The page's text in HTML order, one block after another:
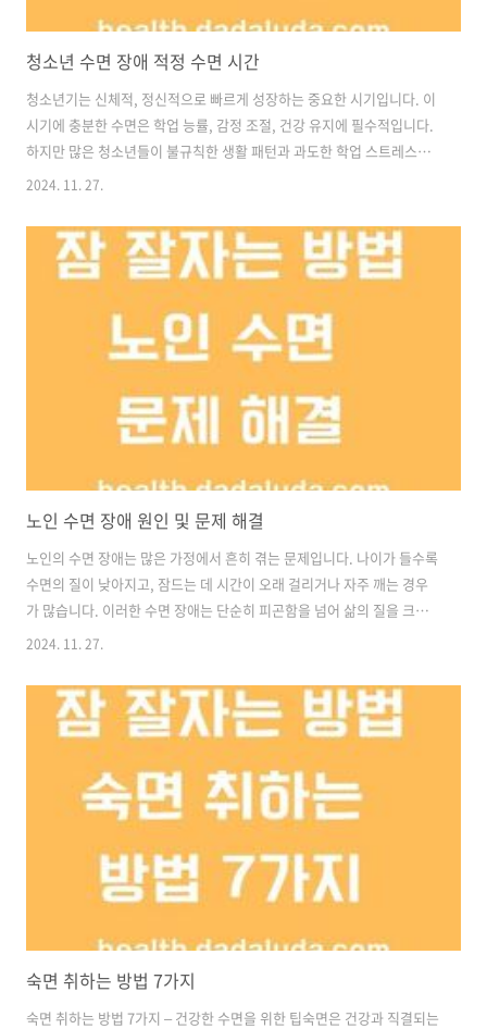
청소년 수면 장애 적정 수면 시간
청소년기는 신체적, 정신적으로 빠르게 성장하는 중요한 시기입니다. 이
시기에 충분한 수면은 학업 능률, 감정 조절, 건강 유지에 필수적입니다.
하지만 많은 청소년들이 불규칙한 생활 패턴과 과도한 학업 스트레스로
인해 수면 장애를 겪고 있습니다. 이번 글에서는 청소년의 수면 장애 원
다. 청소년 수면 장애의 주요 원인청소년들이 수면 장애를 겪는 데는 다
양한 원인이 있습니다. 스마트폰 사용 증가청소년의 스마트폰 사용 시간
이 점점 늘어나면서, 자기 전까지도 SNS나 동영상 시청을 하는 경우가
많습니다. 이는 수면에 중요한 멜라토닌 분비를 방해하여 잠드는 시간을
늦춥니다.학업 스트레스와 과도한 스케줄시험 준비와 과외, 학원 등의 활
2024. 11. 27.
노인 수면 장애 원인 및 문제 해결
노인의 수면 장애는 많은 가정에서 흔히 겪는 문제입니다. 나이가 들수록
수면의 질이 낮아지고, 잠드는 데 시간이 오래 걸리거나 자주 깨는 경우
가 많습니다. 이러한 수면 장애는 단순히 피곤함을 넘어 삶의 질을 크게
저하시킬 수 있기 때문에 적절한 해결 방법을 찾아야 합니다. 이번 글에
을 알아보겠습니다. 노인 수면 장애의 주요 원인노인들이 수면 장애를
겪는 데는 여러 가지 이유가 있습니다. 신체적 변화나이가 들면서 수면을
조절하는 신체 리듬이 약화됩니다. 멜라토닌 분비량이 줄어들어 잠이 오
기까지 시간이 길어지거나, 깊은 잠을 자는 시간이 짧아지게 됩니다.만성
질환고혈압, 당뇨, 관절염, 심혈관 질환 등 만성 질환은 수면 중 통증이나
2024. 11. 27.
숙면 취하는 방법 7가지
숙면 취하는 방법 7가지 – 건강한 수면을 위한 팁숙면은 건강과 직결되는